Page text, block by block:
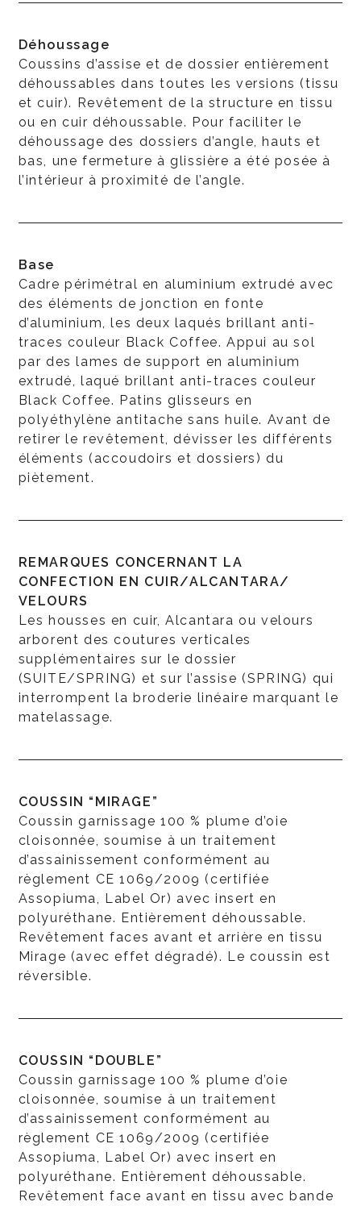
Déhoussage
Coussins d’assise et de dossier entièrement
déhoussables dans toutes les versions (tissu
et cuir). Revêtement de la structure en tissu
ou en cuir déhoussable. Pour faciliter le
déhoussage des dossiers d’angle, hauts et
bas, une fermeture à glissière a été posée à
l’intérieur à proximité de l’angle.
Base
Cadre périmétral en aluminium extrudé avec
des éléments de jonction en fonte
d’aluminium, les deux laqués brillant anti-
traces couleur Black Coffee. Appui au sol
par des lames de support en aluminium
extrudé, laqué brillant anti-traces couleur
Black Coffee. Patins glisseurs en
polyéthylène antitache sans huile. Avant de
retirer le revêtement, dévisser les différents
éléments (accoudoirs et dossiers) du
piètement.
REMARQUES CONCERNANT LA
CONFECTION EN CUIR/ALCANTARA/
VELOURS
Les housses en cuir, Alcantara ou velours
arborent des coutures verticales
supplémentaires sur le dossier
(SUITE/SPRING) et sur l’assise (SPRING) qui
interrompent la broderie linéaire marquant le
matelassage.
COUSSIN “MIRAGE”
Coussin garnissage 100 % plume d’oie
cloisonnée, soumise à un traitement
d’assainissement conformément au
règlement CE 1069/2009 (certifiée
Assopiuma, Label Or) avec insert en
polyuréthane. Entièrement déhoussable.
Revêtement faces avant et arrière en tissu
Mirage (avec effet dégradé). Le coussin est
réversible.
COUSSIN “DOUBLE”
Coussin garnissage 100 % plume d’oie
cloisonnée, soumise à un traitement
d’assainissement conformément au
règlement CE 1069/2009 (certifiée
Assopiuma, Label Or) avec insert en
polyuréthane. Entièrement déhoussable.
Revêtement face avant en tissu avec bande